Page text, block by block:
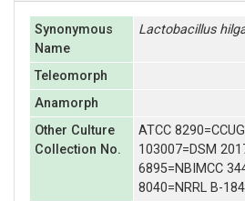
Synonymous
Name
Lactobacillus
Teleomorph
Anamorph
Other Culture
Collection No.
ATCC
103007=DSM
6895=NBIMCC
8040=NRRL B-